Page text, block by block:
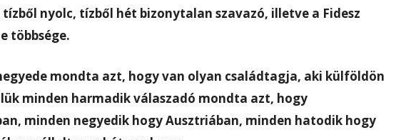
nyolc, tízből hét bizonytalan szavazó, illetve a Fidesz
többsége.
mondta azt, hogy van olyan családtagja, aki külföldön
minden harmadik válaszadó mondta azt, hogy
minden negyedik hogy Ausztriában, minden hatodik hogy